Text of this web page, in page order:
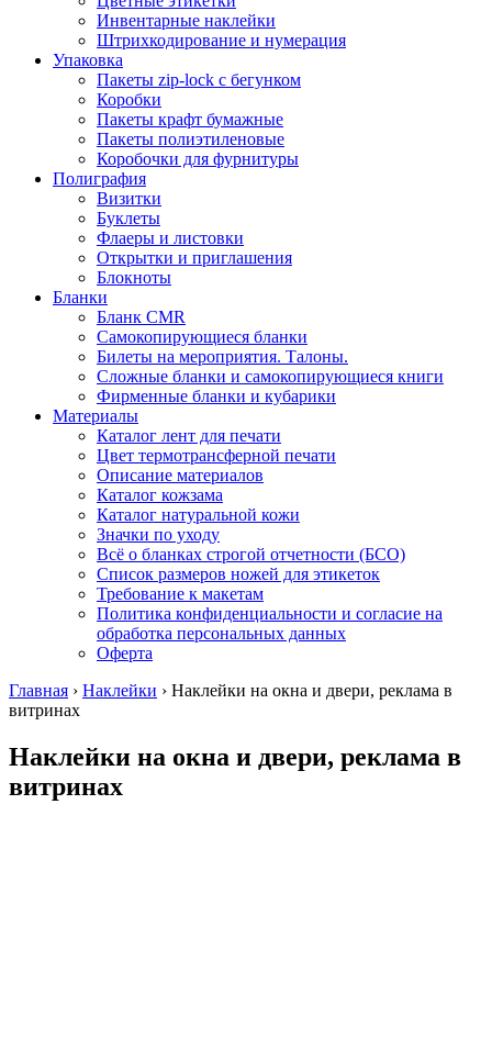
Инвентарные наклейки
Штрихкодирование и нумерация
Упаковка
Пакеты zip-lock с бегунком
Коробки
Пакеты крафт бумажные
Пакеты полиэтиленовые
Коробочки для фурнитуры
Полиграфия
Визитки
Буклеты
Флаеры и листовки
Открытки и приглашения
Блокноты
Бланки
Бланк CMR
Самокопирующиеся бланки
Билеты на мероприятия. Талоны.
Сложные бланки и самокопирующиеся книги
Фирменные бланки и кубарики
Материалы
Каталог лент для печати
Цвет термотрансферной печати
Описание материалов
Каталог кожзама
Каталог натуральной кожи
Значки по уходу
Всё о бланках строгой отчетности (БСО)
Список размеров ножей для этикеток
Требование к макетам
Политика конфиденциальности и согласие на
обработка персональных данных
Оферта
Главная › Наклейки › Наклейки на окна и двери, реклама в
витринах
Наклейки на окна и двери, реклама в
витринах